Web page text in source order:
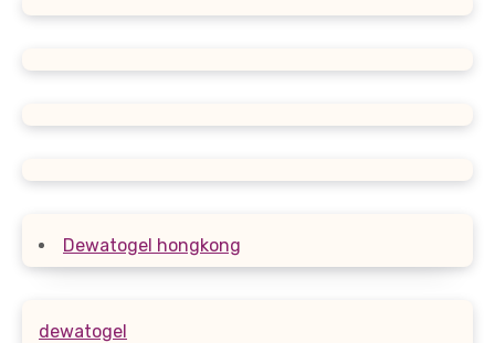
Dewatogel hongkong
dewatogel